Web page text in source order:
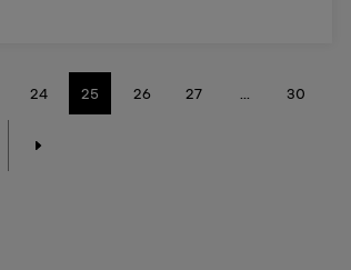
24 25 26 27 30